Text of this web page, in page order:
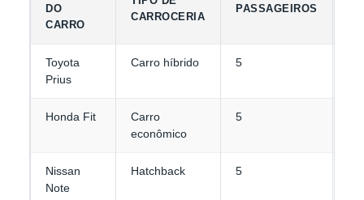
DO
CARRO
CARROCERIA
PASSAGEIROS
Toyota
Prius
Carro híbrido 5
Honda Fit
Carro
econômico
5
Nissan
Note
Hatchback 5